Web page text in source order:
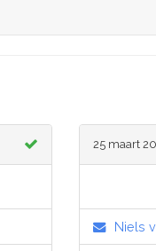
25 maart
Niels